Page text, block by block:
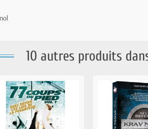
10 autres produits